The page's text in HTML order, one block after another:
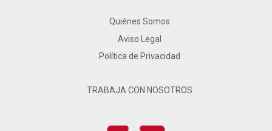
Quiénes Somos
Aviso Legal
Política de Privacidad
TRABAJA CON NOSOTROS